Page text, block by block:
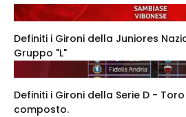
Definiti i Gironi della Juniores
Gruppo "L"
Definiti i Gironi della Serie D -
composto.